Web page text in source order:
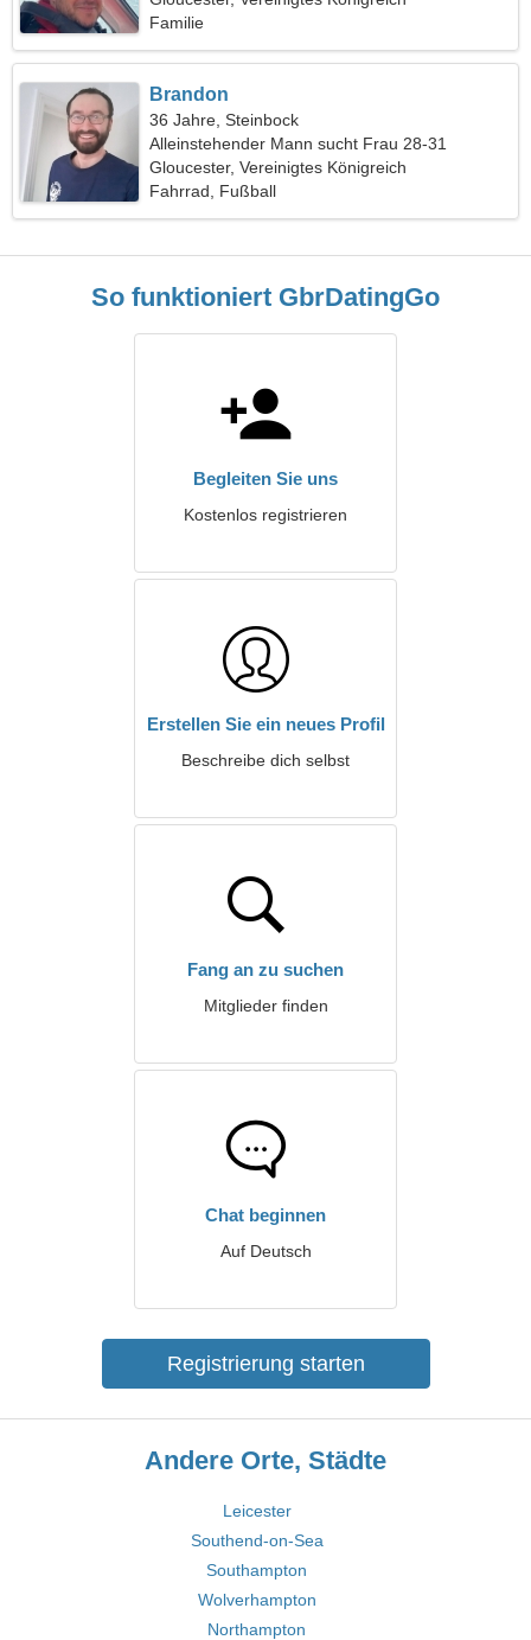
Familie
Brandon
36 Jahre, Steinbock
Alleinstehender Mann sucht Frau 28-31
Gloucester, Vereinigtes Königreich
Fahrrad, Fußball
So funktioniert GbrDatingGo
Begleiten Sie uns
Kostenlos registrieren
Erstellen Sie ein neues Profil
Beschreibe dich selbst
Fang an zu suchen
Mitglieder finden
Chat beginnen
Auf Deutsch
Registrierung starten
Andere Orte, Städte
Leicester
Southend-on-Sea
Southampton
Wolverhampton
Northampton